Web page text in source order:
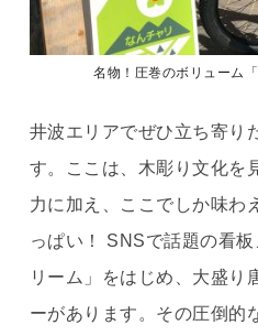
名物！圧巻のボリューム
井波エリアでぜひ立ち寄り
す。ここは、木彫り文化を
力に加え、ここでしか味わ
っぱい！ SNSで話題の看
リーム」をはじめ、大盛り
ーがあります。その圧倒的